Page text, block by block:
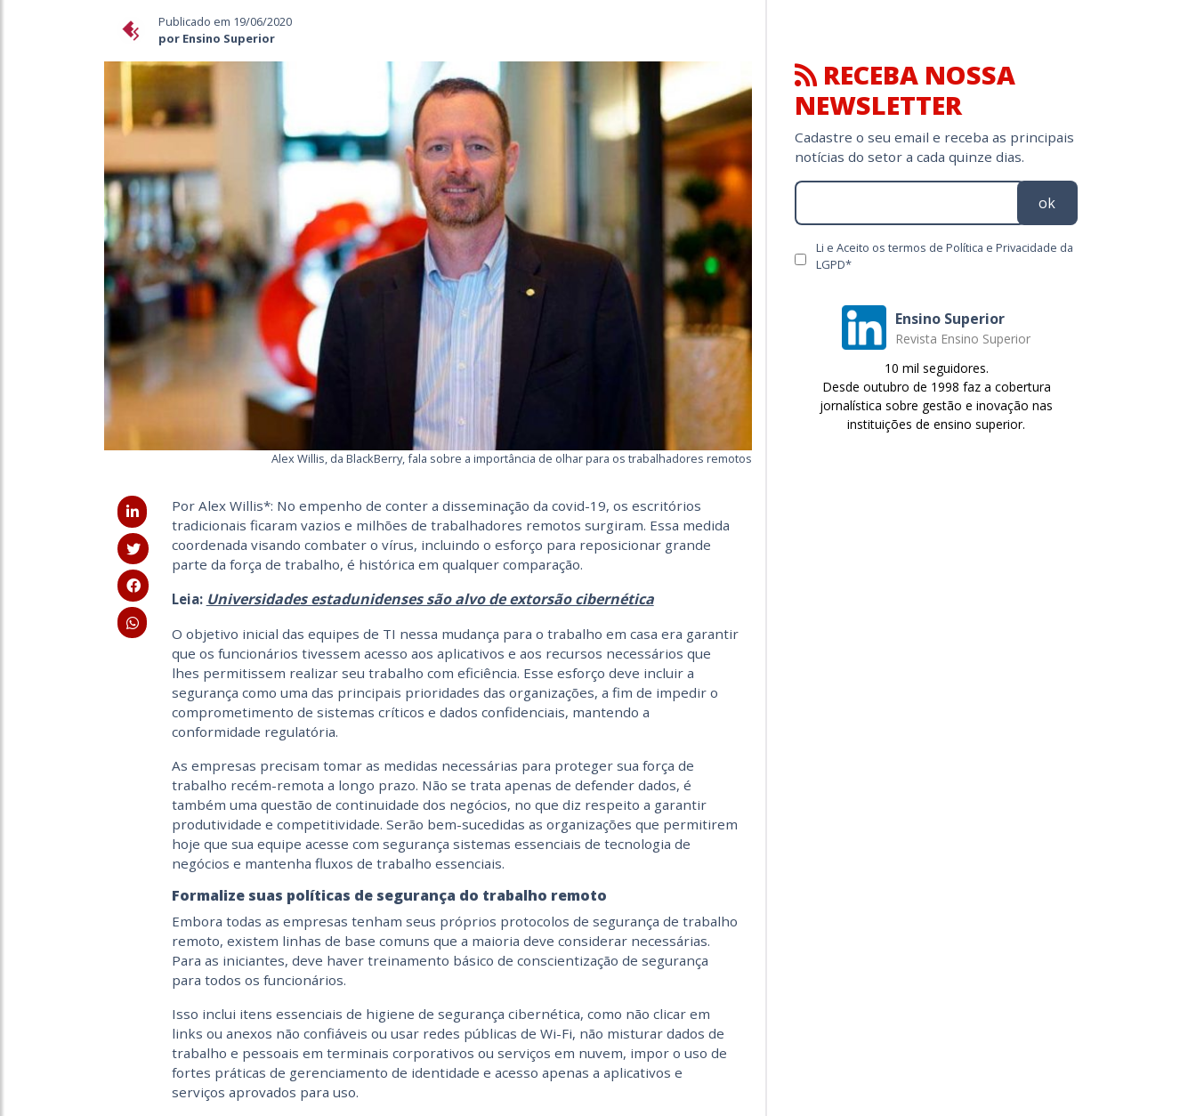
Publicado em 19/06/2020
por Ensino Superior
Alex Willis, da BlackBerry, fala sobre a importância de olhar para os trabalhadores remotos
Por Alex Willis*: No empenho de conter a disseminação da covid-19, os escritórios
tradicionais ficaram vazios e milhões de trabalhadores remotos surgiram. Essa medida
coordenada visando combater o vírus, incluindo o esforço para reposicionar grande
parte da força de trabalho, é histórica em qualquer comparação.
Leia: Universidades estadunidenses são alvo de extorsão cibernética
O objetivo inicial das equipes de TI nessa mudança para o trabalho em casa era garantir
que os funcionários tivessem acesso aos aplicativos e aos recursos necessários que
lhes permitissem realizar seu trabalho com eficiência. Esse esforço deve incluir a
segurança como uma das principais prioridades das organizações, a fim de impedir o
comprometimento de sistemas críticos e dados confidenciais, mantendo a
conformidade regulatória.
As empresas precisam tomar as medidas necessárias para proteger sua força de
trabalho recém-remota a longo prazo. Não se trata apenas de defender dados, é
também uma questão de continuidade dos negócios, no que diz respeito a garantir
produtividade e competitividade. Serão bem-sucedidas as organizações que permitirem
hoje que sua equipe acesse com segurança sistemas essenciais de tecnologia de
negócios e mantenha fluxos de trabalho essenciais.
Formalize suas políticas de segurança do trabalho remoto
Embora todas as empresas tenham seus próprios protocolos de segurança de trabalho
remoto, existem linhas de base comuns que a maioria deve considerar necessárias.
Para as iniciantes, deve haver treinamento básico de conscientização de segurança
para todos os funcionários.
Isso inclui itens essenciais de higiene de segurança cibernética, como não clicar em
links ou anexos não confiáveis ou usar redes públicas de Wi-Fi, não misturar dados de
trabalho e pessoais em terminais corporativos ou serviços em nuvem, impor o uso de
fortes práticas de gerenciamento de identidade e acesso apenas a aplicativos e
serviços aprovados para uso.
RECEBA NOSSA
NEWSLETTER
Cadastre o seu email e receba as principais
notícias do setor a cada quinze dias.
ok
Li e Aceito os termos de Política e Privacidade da
LGPD*
Ensino Superior
Revista Ensino Superior
10 mil seguidores.
Desde outubro de 1998 faz a cobertura
jornalística sobre gestão e inovação nas
instituições de ensino superior.